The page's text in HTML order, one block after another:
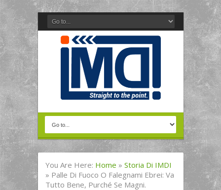
You Are Here: Home » Storia Di IMDI
» Palle Di Fuoco O Falegnami Ebrei: Va
Tutto Bene, Purché Se Magni.